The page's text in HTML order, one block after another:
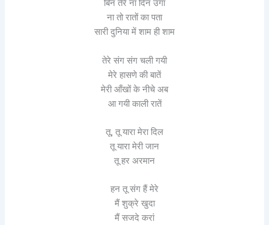
बिन तेरे ना दिन उगा
ना तो रातों का पता
सारी दुनिया में शाम ही शाम
तेरे संग संग चली गयी
मेरे हासणे की बातें
मेरी आँखों के नीचे अब
आ गयी काली रातें
तू, तू यारा मेरा दिल
तू यारा मेरी जान
तू हर अरमान
हन तू संग हैं मेरे
मैं शुक्रे खुदा
मैं सजदे करां